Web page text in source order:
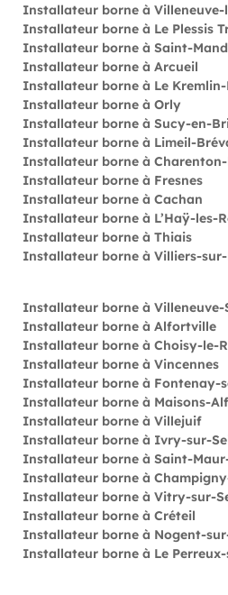
Installateur borne à Villeneuve-
Installateur borne à Le Plessis
Installateur borne à Saint-
Installateur borne à Arcueil
Installateur borne à Le
Installateur borne à Orly
Installateur borne à Sucy-en-
Installateur borne à Limeil-
Installateur borne à
Installateur borne à Fresnes
Installateur borne à Cachan
Installateur borne à L’Haÿ-les-
Installateur borne à Thiais
Installateur borne à Villiers-
Installateur borne à Villeneuve-
Installateur borne à Alfortville
Installateur borne à Choisy-le-
Installateur borne à Vincennes
Installateur borne à Fontenay-
Installateur borne à Maisons-
Installateur borne à Villejuif
Installateur borne à Ivry-sur-
Installateur borne à Saint-
Installateur borne à
Installateur borne à Vitry-sur-
Installateur borne à Créteil
Installateur borne à Nogent-
Installateur borne à Le